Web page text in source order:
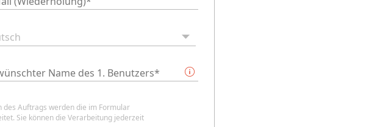
Auftrags werden die im Formular
Sie können die Verarbeitung jederzeit